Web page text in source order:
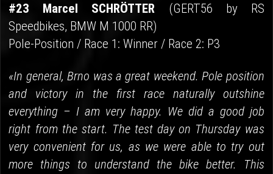
#23 Marcel SCHRÖTTER (GERT56 by RS
Speedbikes, BMW M 1000 RR)
Pole-Position / Race 1: Winner / Race 2: P3
«In general, Brno was a great weekend. Pole position
and victory in the first race naturally outshine
everything – I am very happy. We did a good job
right from the start. The test day on Thursday was
very convenient for us, as we were able to try out
more things to understand the bike better. This